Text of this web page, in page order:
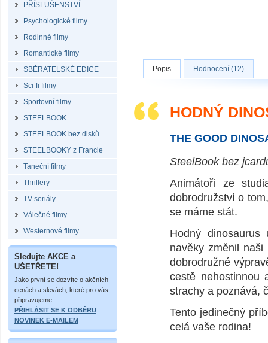
PŘÍSLUŠENSTVÍ
Psychologické filmy
Rodinné filmy
Romantické filmy
SBĚRATELSKÉ EDICE
Sci-fi filmy
Sportovní filmy
STEELBOOK
STEELBOOK bez disků
STEELBOOKY z Francie
Taneční filmy
Thrillery
TV seriály
Válečné filmy
Westernové filmy
Sledujte AKCE a
UŠETŘETE!
Jako první se dozvíte o akčních
cenách a slevách, které pro vás
připravujeme.
PŘIHLÁSIT SE K ODBĚRU
NOVINEK E-MAILEM
Popis Hodnocení (12)
HODNÝ
THE GOOD
SteelBook bez
Animátoři ze
dobrodružství o
se máme stát.
Hodný
navěky změnil
dobrodružné
cestě nehostinnou
strachy a poznává,
Tento jedinečný
celá vaše rodina!